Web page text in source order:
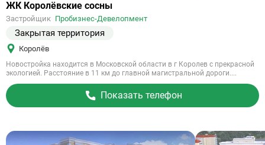
Ссылка
объект
ЖК Королёвские сосны
Застройщик Пробизнес-Девелопмент
Закрытая территория
Королёв
Новостройка находится в Московской области в г Королев с прекрасной
экологией. Расстояние в 11 км до главной магистральной дороги....
Показать телефон